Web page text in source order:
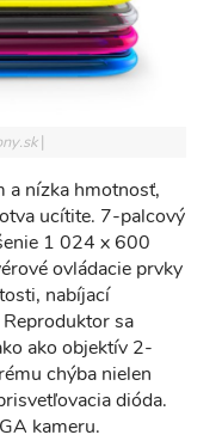
a nízka hmotnosť,
ucítite. 7-palcový
1 024 x 600
ovládacie prvky
nabíjací
sa
ako objektív 2-
chýba nielen
dióda.
kameru.